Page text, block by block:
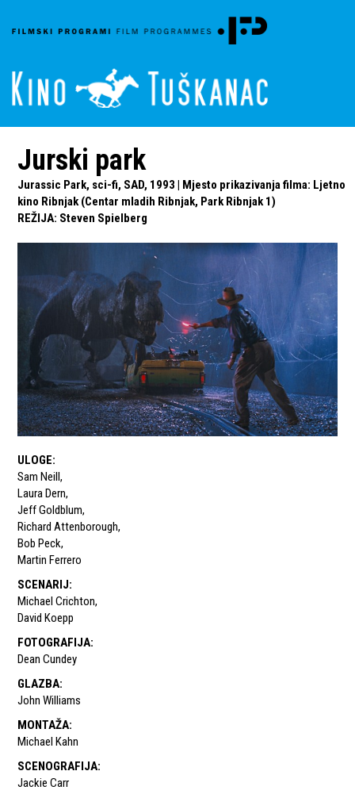
Jurski park
Jurassic Park, sci-fi, SAD, 1993 | Mjesto prikazivanja filma: Ljetno
kino Ribnjak (Centar mladih Ribnjak, Park Ribnjak 1)
REŽIJA: Steven Spielberg
ULOGE:
Sam Neill,
Laura Dern,
Jeff Goldblum,
Richard Attenborough,
Bob Peck,
Martin Ferrero
SCENARIJ:
Michael Crichton,
David Koepp
FOTOGRAFIJA:
Dean Cundey
GLAZBA:
John Williams
MONTAŽA:
Michael Kahn
SCENOGRAFIJA:
Jackie Carr